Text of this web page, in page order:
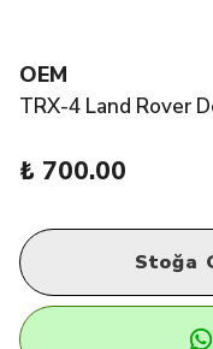
OEM
TRX-4 Land Rover
₺ 700.00
Stoğa